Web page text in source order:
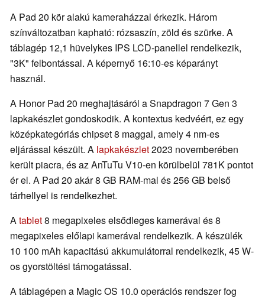
A Pad 20 kör alakú kameraházzal érkezik. Három
színváltozatban kapható: rózsaszín, zöld és szürke. A
táblagép 12,1 hüvelykes IPS LCD-panellel rendelkezik,
"3K" felbontással. A képernyő 16:10-es képarányt
használ.
A Honor Pad 20 meghajtásáról a Snapdragon 7 Gen 3
lapkakészlet gondoskodik. A kontextus kedvéért, ez egy
középkategóriás chipset 8 maggal, amely 4 nm-es
eljárással készült. A lapkakészlet2023 novemberében
került piacra, és az AnTuTu V10-en körülbelül 781K pontot
ér el. A Pad 20 akár 8 GB RAM-mal és 256 GB belső
tárhellyel is rendelkezhet.
Atablet8 megapixeles elsődleges kamerával és 8
megapixeles előlapi kamerával rendelkezik. A készülék
10 100 mAh kapacitású akkumulátorral rendelkezik, 45 W-
os gyorstöltési támogatással.
A táblagépen a Magic OS 10.0 operációs rendszer fog